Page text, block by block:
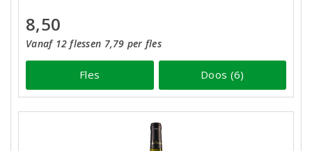
8,50
Vanaf 12 flessen 7,79 per fles
Fles Doos (6)